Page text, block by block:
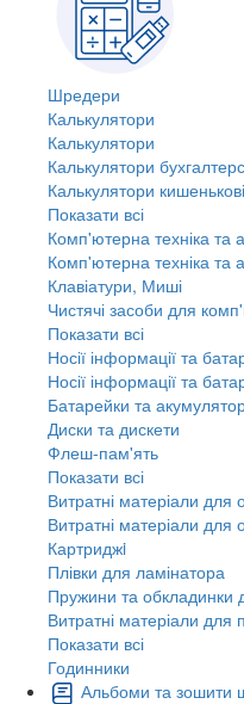
Шредери
Калькулятори
Калькулятори
Калькулятори
Калькулятори кишенькові
Показати всі
Комп'ютерна техніка та
Комп'ютерна техніка та
Клавіатури, Миші
Чистячі засоби для
Показати всі
Носії інформації та
Носії інформації та
Батарейки та
Диски та дискети
Флеш-пам'ять
Показати всі
Витратні матеріали для
Витратні матеріали для
Картриджi
Плівки для ламінатора
Пружини та обкладинки
Витратні матеріали для
Показати всі
Годинники
Альбоми та зошити